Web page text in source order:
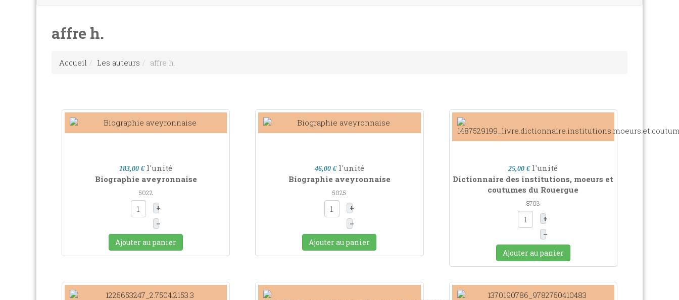
affre h.
Accueil Les auteurs affre h.
183,00 € l'unité
Biographie aveyronnaise
5022
+
–
Ajouter au panier
46,00 € l'unité
Biographie aveyronnaise
5025
+
–
Ajouter au panier
25,00 € l'unité
Dictionnaire des institutions, moeurs et
coutumes du Rouergue
8703
+
–
Ajouter au panier